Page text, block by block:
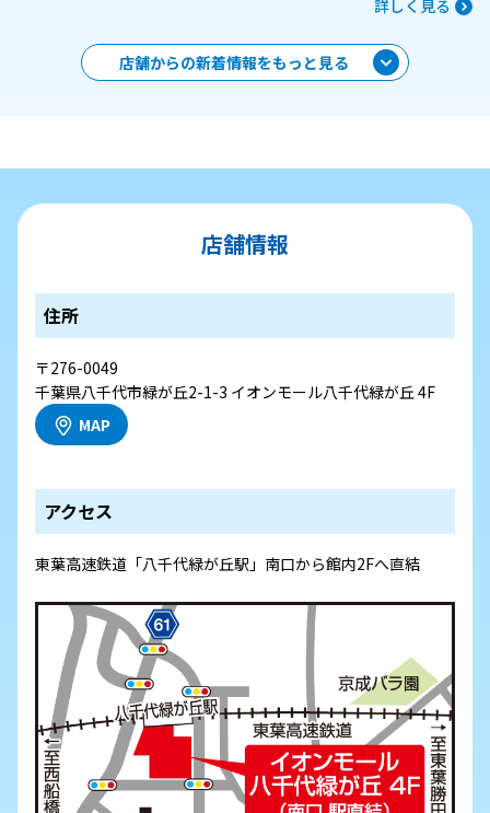
詳しく見る
店舗からの新着情報をもっと見る
店舗情報
住所
〒276-0049
千葉県八千代市緑が丘2-1-3 イオンモール八千代緑が丘 4F
MAP
アクセス
東葉高速鉄道「八千代緑が丘駅」南口から館内2Fへ直結